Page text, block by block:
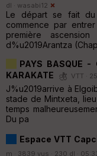
dl · wasabi12
Le départ se fait du
commence par
première
d%u2019Arantza
PAYS BASQUE -
KARAKATE
VTT ·
J%u2019arrive à
stade de Mintxeta,
temps
Du pa
Espace VTT
m · 3839 vus · 230 dl ·